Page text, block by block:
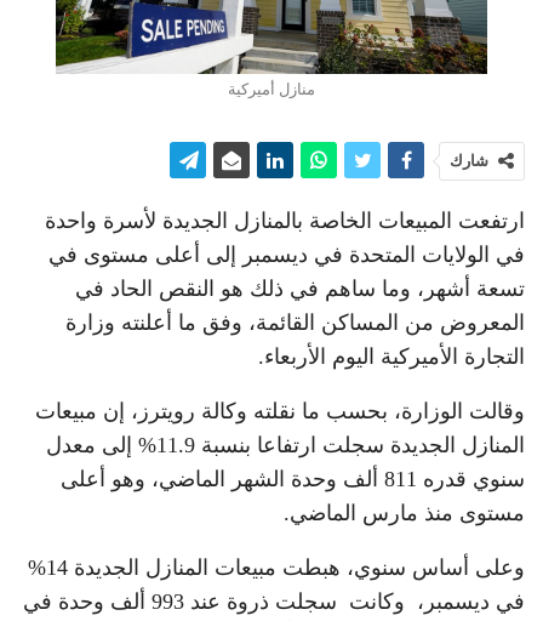
منازل أميركية
شارك
ارتفعت المبيعات الخاصة بالمنازل الجديدة لأسرة واحدة
في الولايات المتحدة في ديسمبر إلى أعلى مستوى في
تسعة أشهر، وما ساهم في ذلك هو النقص الحاد في
المعروض من المساكن القائمة، وفق ما أعلنته وزارة
التجارة الأميركية اليوم الأربعاء.
وقالت الوزارة، بحسب ما نقلته وكالة رويترز، إن مبيعات
المنازل الجديدة سجلت ارتفاعا بنسبة 11.9% إلى معدل
سنوي قدره 811 ألف وحدة الشهر الماضي، وهو أعلى
مستوى منذ مارس الماضي.
وعلى أساس سنوي، هبطت مبيعات المنازل الجديدة 14%
في ديسمبر، وكانت سجلت ذروة عند 993 ألف وحدة في